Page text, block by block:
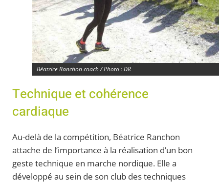
Béatrice Ranchon coach / Photo : DR
Technique et cohérence
cardiaque
Au-delà de la compétition, Béatrice Ranchon
attache de l’importance à la réalisation d’un bon
geste technique en marche nordique. Elle a
développé au sein de son club des techniques